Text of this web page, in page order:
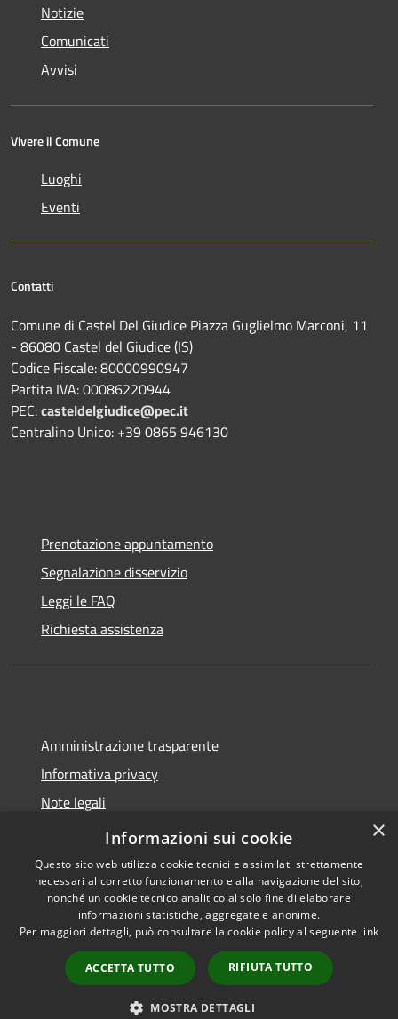
Notizie
Comunicati
Avvisi
Vivere il Comune
Luoghi
Eventi
Contatti
Comune di Castel Del Giudice Piazza Guglielmo Marconi, 11
- 86080 Castel del Giudice (IS)
Codice Fiscale: 80000990947
Partita IVA: 00086220944
PEC:casteldelgiudice@pec.it
Centralino Unico: +39 0865 946130
Prenotazione appuntamento
Segnalazione disservizio
Leggi le FAQ
Richiesta assistenza
Amministrazione trasparente
Informativa privacy
Note legali
Dichiarazione di accessibilità
Accessibilità
Copyright © 2026 • Comune di
Castel del Giudice • Powered by
Municipium•
Accesso
redazione
×
Informazioni sui cookie
Questo sito web utilizza cookie tecnici e assimilati strettamente
necessari al corretto funzionamento e alla navigazione del sito,
nonché un cookie tecnico analitico al solo fine di elaborare
informazioni statistiche, aggregate e anonime.
Per maggiori dettagli, può consultare la cookie policy al seguente link
ACCETTA TUTTO RIFIUTA TUTTO
MOSTRA DETTAGLI